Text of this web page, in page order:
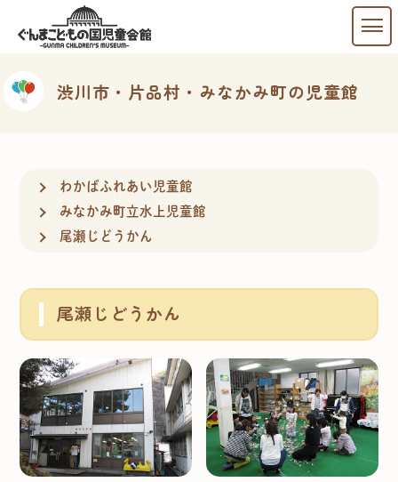
渋川市・片品村・みなかみ町の児童館
わかばふれあい児童館
みなかみ町立水上児童館
尾瀬じどうかん
尾瀬じどうかん